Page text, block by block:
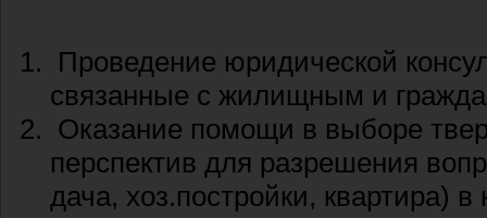
Проведение юридической
связанные с жилищным и
Оказание помощи в выборе
перспектив для разрешения
дача, хоз.постройки, квартира) в